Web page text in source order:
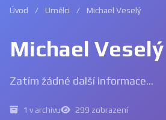
Úvod / Umělci / Michael Veselý
Michael Veselý
Zatím žádné další informace...
1 v archivu 299 zobrazení